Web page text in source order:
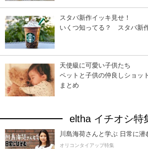
スタバ新作イッキ見せ！
いくつ知ってる？ スタバ新
天使級に可愛い子供たち
ペットと子供の仲良しショッ
まとめ
eltha イチオシ特
川島海荷さんと学ぶ 日常に潜
オリコンタイアップ特集